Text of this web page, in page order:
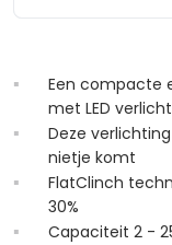
Een compacte
met LED
Deze
nietje komt
FlatClinch
30%
Capaciteit 2 -